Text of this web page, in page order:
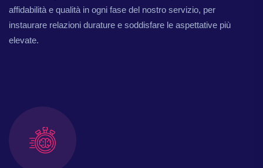
affidabilità e qualità in ogni fase del nostro servizio, per
instaurare relazioni durature e soddisfare le aspettative più
elevate.